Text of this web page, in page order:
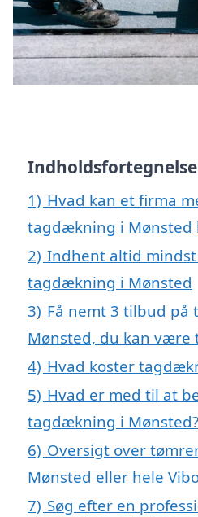
Indholdsfortegnelse
1) Hvad kan et firma
tagdækning i Mønsted
2) Indhent altid
tagdækning i Mønsted
3) Få nemt 3 tilbud
Mønsted, du kan være
4) Hvad koster
5) Hvad er med til at
tagdækning i Mønsted?
6) Oversigt over
Mønsted eller hele
7) Søg efter en